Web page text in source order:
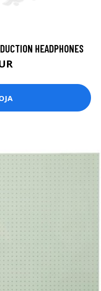
HEADPHONES